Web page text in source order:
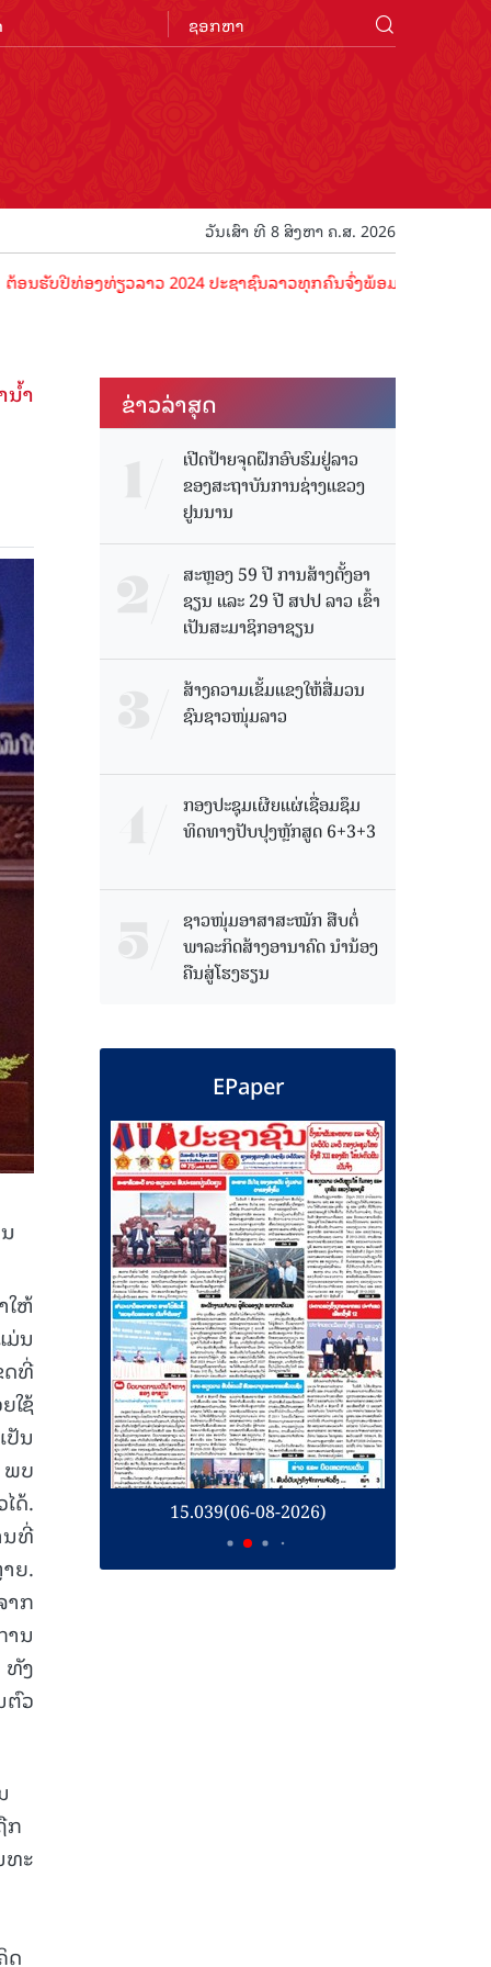
ວັນເສົາ ທີ 8 ສິງຫາ ຄ.ສ. 2026
ອງທ່ຽວລາວ 2024 ປະຊາຊົນລາວທຸກຄົນຈົ່ງພ້ອມເປັນເຈົ້າພາບທີ່ດີ ຕ້ອ
ນໍ້າ
ໃຫ້
ນ
ດທີ່
ໃຊ້
ນ
ພບ
ດ້.
ນທີ່
ຍ.
າກ
ນ
ທັງ
ຕົວ
ກ
ທະ
ດ
ຂ່າວ​ລ່າ​ສຸດ
ເປີດປ້າຍຈຸດຝຶກອົບຮົມຢູ່ລາວ
ຂອງສະຖາບັນການຊ່າງແຂວງ
ຢູນນານ
ສະຫຼອງ 59 ປີ ການສ້າງຕັ້ງອາ
ຊຽນ ແລະ 29 ປີ ສປປ ລາວ ເຂົ້າ
ເປັນສະມາຊິກອາຊຽນ
ສ້າງຄວາມເຂັ້ມແຂງໃຫ້ສື່ມວນ
ຊົນຊາວໜຸ່ມລາວ
ກອງປະຊຸມເຜີຍແຜ່ເຊື່ອມຊຶມ
ທິດທາງປັບປຸງຫຼັກສູດ 6+3+3
ຊາວໜຸ່ມອາສາສະໝັກ ສືບຕໍ່
ພາລະກິດສ້າງອານາຄົດ ນໍານ້ອງ
ຄືນສູ່ໂຮງຮຽນ
EPaper
15.039(06-08-2026)